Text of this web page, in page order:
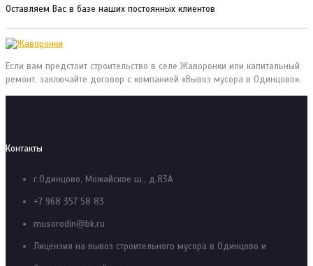
Оставляем Вас в базе наших постоянных клиентов
Если вам предстоит строительство в селе Жаворонки или капитальный
ремонт, заключайте договор с компанией «Вывоз мусора в Одинцово».
Контакты
г.Одинцово, Можайское ш., д.83А
+7 968 357 58 83
musorodin@bk.ru
Лицензия на вывоз строительного мусора в Одинцово и